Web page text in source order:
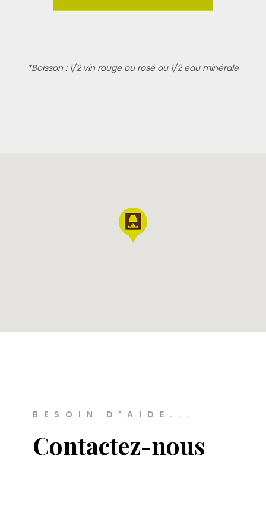
*Boisson : 1/2 vin rouge ou rosé ou 1/2 eau minérale
BESOIN D'AIDE...
Contactez-nous